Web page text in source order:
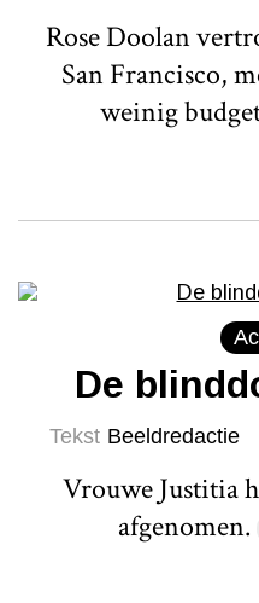
Rose Doolan
San Francisco,
weinig
De
Tekst Beeldredactie
Vrouwe Justitia
afgenomen.